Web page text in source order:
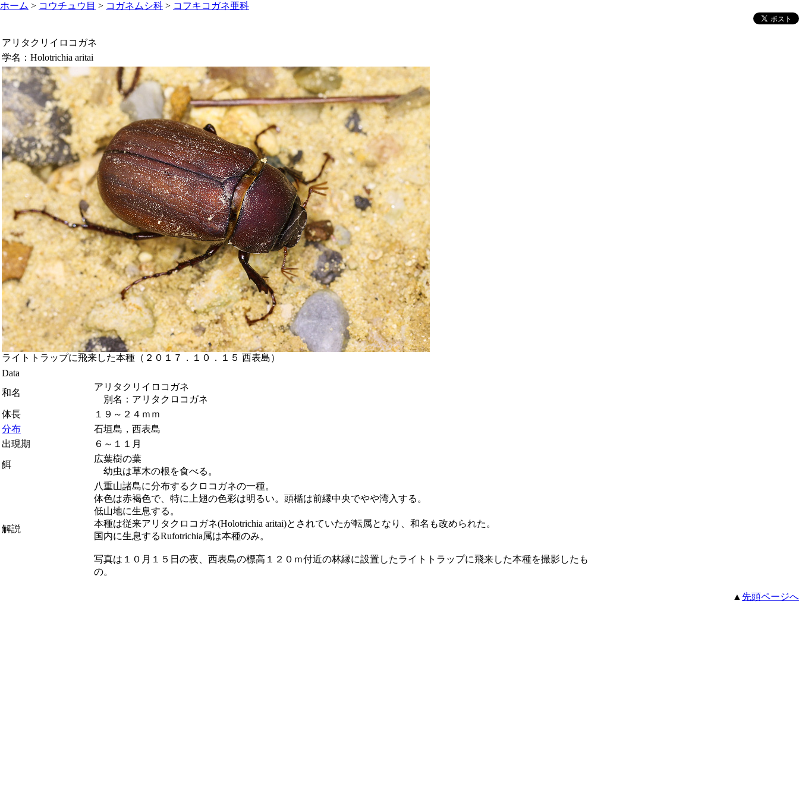
ホーム > コウチュウ目 > コガネムシ科 > コフキコガネ亜科
アリタクリイロコガネ
学名： Holotrichia aritai
ライトトラップに飛来した本種（２０１７．１０．１５ 西表島）
Data
和名
アリタクリイロコガネ
別名：アリタクロコガネ
体長
１９～２４ｍｍ
分布
石垣島，西表島
出現期
６～１１月
餌
広葉樹の葉
幼虫は草木の根を食べる。
解説
八重山諸島に分布するクロコガネの一種。
体色は赤褐色で、特に上翅の色彩は明るい。頭楯は前縁中央でやや湾入する。
低山地に生息する。
本種は従来アリタクロコガネ(Holotrichia aritai)とされていたが転属となり、和名も改められた。
国内に生息するRufotrichia属は本種のみ。
写真は１０月１５日の夜、西表島の標高１２０ｍ付近の林縁に設置したライトトラップに飛来した本種を撮影したも
の。
▲ 先頭ページへ